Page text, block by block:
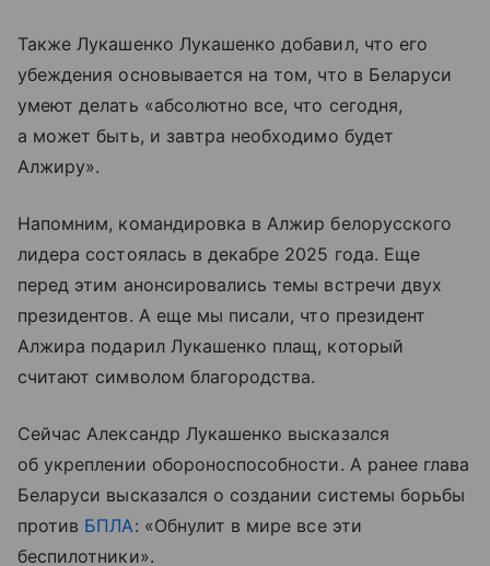
Также Лукашенко Лукашенко добавил, что его
убеждения основывается на том, что в Беларуси
умеют делать «абсолютно все, что сегодня,
а может быть, и завтра необходимо будет
Алжиру».
Напомним, командировка в Алжир белорусского
лидера состоялась в декабре 2025 года. Еще
перед этим анонсировались темы встречи двух
президентов. А еще мы писали, что президент
Алжира подарил Лукашенко плащ, который
считают символом благородства.
Сейчас Александр Лукашенко высказался
об укреплении обороноспособности. А ранее глава
Беларуси высказался о создании системы борьбы
против БПЛА: «Обнулит в мире все эти
беспилотники».